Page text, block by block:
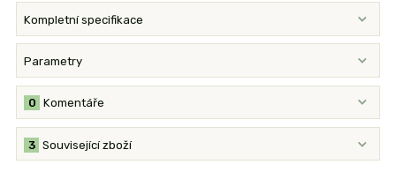
Kompletní specifikace
Parametry
Komentáře
0
Související zboží
3